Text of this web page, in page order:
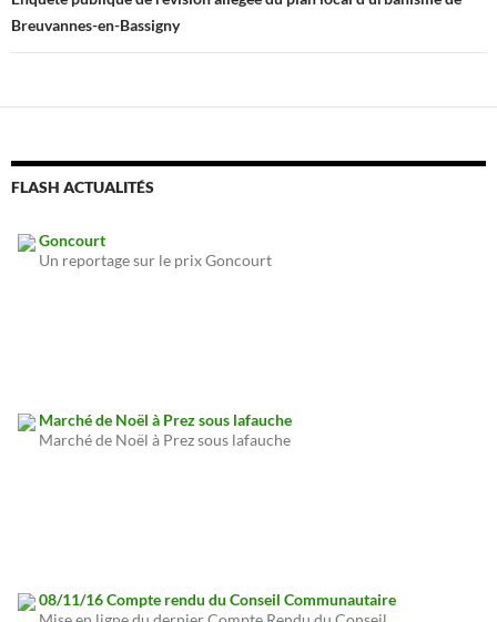
Breuvannes-en-Bassigny
FLASH ACTUALITÉS
Goncourt
Un reportage sur le prix Goncourt
Marché de Noël à Prez sous lafauche
Marché de Noël à Prez sous lafauche
08/11/16 Compte rendu du Conseil Communautaire